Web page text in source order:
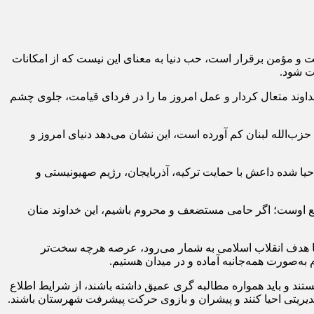
مؤمن برقرار است، حب دنیا به معنای این نیست که از امکانات
شود.
متعال کردار و عمل امروز ما را در فردای قیامت، جلوی چشم
لبنان کم آورده است، این نشان می‌دهد دنیای امروز و
شده داعش با حمایت ترکیه، آذربایجان، رژیم صهیونیستی و
اوست؛ اگر حامی مستضعف و محروم باشیم، این خداوند منان
هدف انقلاب اسلامی به شمار می‌رود، عرصه هرچه سخت‌تر
همه‌جانبه آماده و در میدان هستیم.
به سال ۱۳۳۲ بر می‌گردد، دانشجویان ما اهل بصیرت هستند و باید همواره مطالبه گری عمیق داشته باشند، از شرایط اطلاع
احیا کنند و پیشران و بازوی حرکت پیشرفت شهرستان باشند.